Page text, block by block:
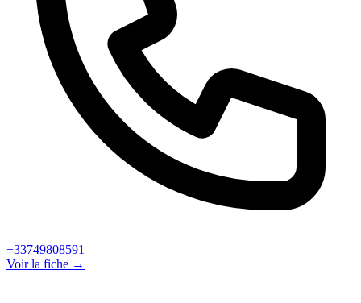
+33749808591
Voir la fiche →